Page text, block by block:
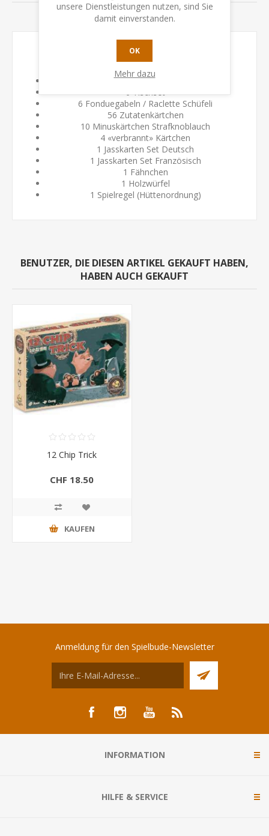
KONTAKTIEREN SIE UNS
1 Spielplan
6 Fonduegabeln / Raclette Schüfeli
56 Zutatenkärtchen
10 Minuskärtchen Strafknoblauch
4 «verbrannt» Kärtchen
1 Jasskarten Set Deutsch
1 Jasskarten Set Französisch
1 Fähnchen
1 Holzwürfel
1 Spielregel (Hüttenordnung)
BENUTZER, DIE DIESEN ARTIKEL GEKAUFT HABEN,
HABEN AUCH GEKAUFT
12 Chip Trick
CHF 18.50
KAUFEN
Anmeldung für den Spielbude-Newsletter
INFORMATION
HILFE & SERVICE
unsere Dienstleistungen nutzen, sind Sie
damit einverstanden.
OK
Mehr dazu